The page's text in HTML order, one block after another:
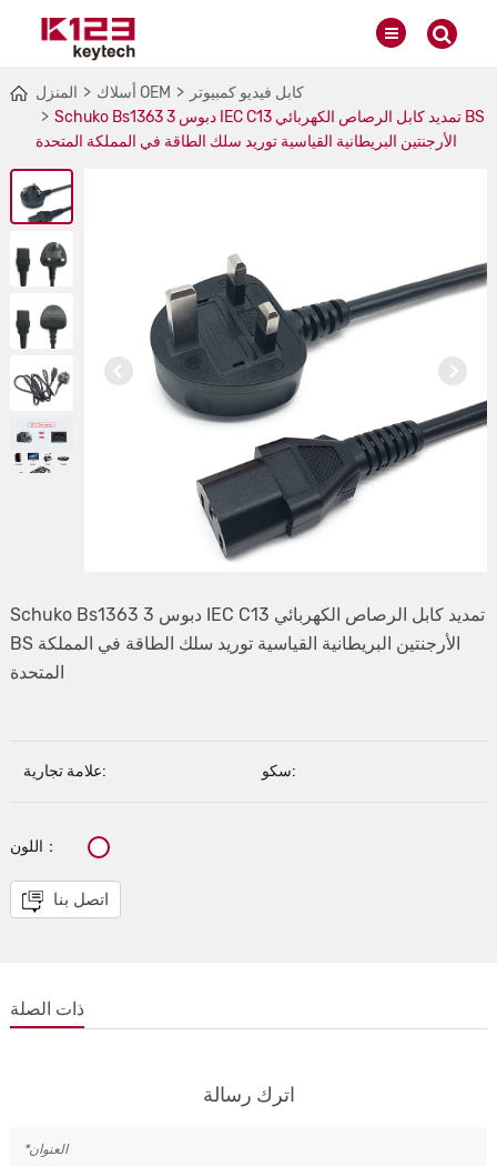
المنزل أسلاك OEM
كابل فيديو كمبيوتر
Schuko Bs1363 3 دبوس IEC C13 تمديد كابل الرصاص الكهربائي BS
الأرجنتين البريطانية القياسية توريد سلك الطاقة في المملكة المتحدة
Schuko Bs1363 3 دبوس IEC C13 تمديد كابل الرصاص الكهربائي
BS الأرجنتين البريطانية القياسية توريد سلك الطاقة في المملكة
المتحدة
علامة تجارية: سكو:
اللون：
اتصل بنا
ذات الصلة
اترك رسالة